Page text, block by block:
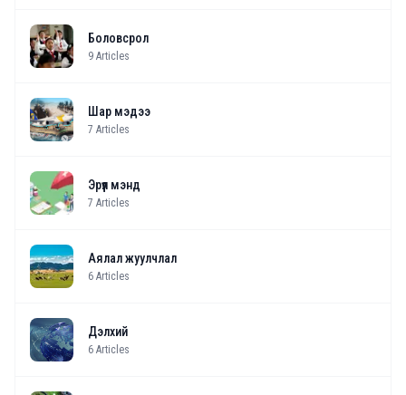
Боловсрол
9 Articles
Шар мэдээ
7 Articles
Эрүүл мэнд
7 Articles
Аялал жуулчлал
6 Articles
Дэлхий
6 Articles